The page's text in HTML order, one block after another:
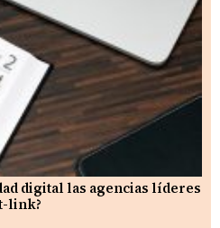
digital las agencias líderes
link?